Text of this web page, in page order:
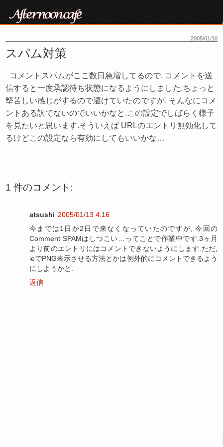
2005/01/10
スパム対策
コメントスパムがここ数日急増してるので, コメントを送
信すると一度承認待ち状態になるようにしました.ちょっと
堅苦しい感じがするので避けていたのですが, そんなにコメ
ントある訳でないのでいいかなと.この設定でしばらく様子
を見たいと思います.そういえば URLのエントリ無効化して
るけどこの設定なら有効にしてもいいかな…
1 件のコメント:
atsushi 2005/01/13 4:16
今までは1日か2日で来なくなっていたのですが, 今回の
Comment SPAMはしつこい…ってことで作業中です.3ヶ月
より前のエントリにはコメントできないようにします.ただ,
ieでPNG表示させる方法とかは例外的にコメントできるよう
にしようかと.
返信